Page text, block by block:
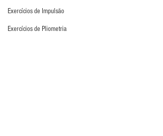
Exercícios de Impulsão
Exercícios de Pliometria